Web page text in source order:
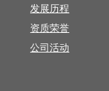
发展历程
资质荣誉
公司活动